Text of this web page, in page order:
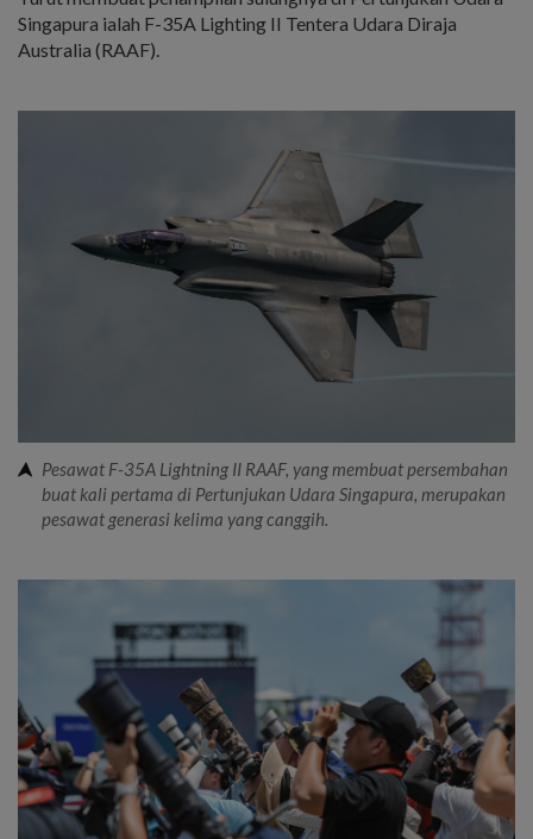
Singapura ialah F-35A Lighting II Tentera Udara Diraja
Australia (RAAF).
Pesawat F-35A Lightning II RAAF, yang membuat persembahan
buat kali pertama di Pertunjukan Udara Singapura, merupakan
pesawat generasi kelima yang canggih.